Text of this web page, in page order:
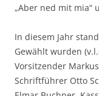
„Aber ned mit mia“
In diesem Jahr
Gewählt wurden
Vorsitzender
Schriftführer Otto